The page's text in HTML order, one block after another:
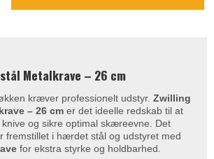
Metalkrave – 26 cm
kræver professionelt udstyr. Zwilling
– 26 cm er det ideelle redskab til at
og sikre optimal skæreevne. Det
fremstillet i hærdet stål og udstyret med
for ekstra styrke og holdbarhed.